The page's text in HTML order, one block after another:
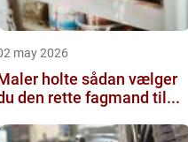
may 2026
holte sådan vælger
den rette fagmand til...